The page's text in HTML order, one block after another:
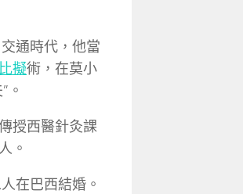
通時代，他當
擬術，在莫小
。
授西醫針灸課
。
在巴西結婚。